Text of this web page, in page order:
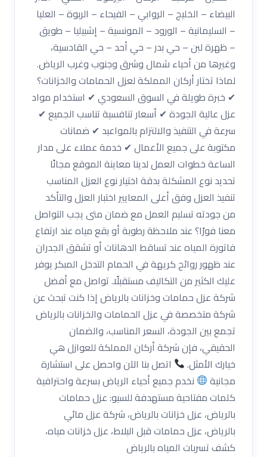
البيضاء – الخليج – الروابي – الفيحاء – الربوة – العليا
– السليمانية – الورود – المونسية – إشبيليا – طويق
– ظهرة لبن – حي بدر – حي أحد – حي القادسية،
وغيرها من أحياء شمال وشرق وجنوب وغرب الرياض.
لماذا تختار أركان المملكة لعزل الحمامات والخزانات؟
✔ خبرة طويلة في السوق السعودي ✔ استخدام مواد
عزل عالية الجودة ✔ أسعار تنافسية تناسب الجميع ✔
سرعة في التنفيذ والالتزام بالمواعيد ✔ ضمانات
مكتوبة على جميع الأعمال ✔ خدمة عملاء على مدار
الساعة خطوات العمل لدينا معاينة الموقع مجانًا
تحديد نوع المشكلة بدقة اختيار نوع العزل المناسب
تنفيذ العزل وفق أعلى المعايير اختبار العزل والتأكد
من جودته تسليم العمل مع ضمان متى يجب التواصل
معنا فورًا؟ عند ملاحظة رطوبة أو بقع مياه عند ارتفاع
فاتورة المياه عند تساقط الدهانات أو تشقق الجدران
عند ظهور روائح كريهة في الحمام التدخل المبكر يوفر
عليك الكثير من التكاليف مستقبلًا. تواصل مع أفضل
شركة عزل حمامات وخزانات بالرياض إذا كنت تبحث عن
شركة متخصصة في عزل الحمامات والخزانات بالرياض
تجمع بين الجودة، السعر المناسب، والضمان
الحقيقي، فإن شركة أركان المملكة للعوازل هي
خيارك الأمثل.
اتصل بنا الآن واحصل على استشارة
مجانية
نخدم جميع أحياء الرياض بسرعة واحترافية
كلمات مفتاحية مستهدفة للسيو: عزل حمامات
بالرياض، عزل خزانات بالرياض، شركة عزل مائي
بالرياض، عزل حمامات قبل البلاط، عزل خزانات مياه،
كشف تسربات المياه بالرياض